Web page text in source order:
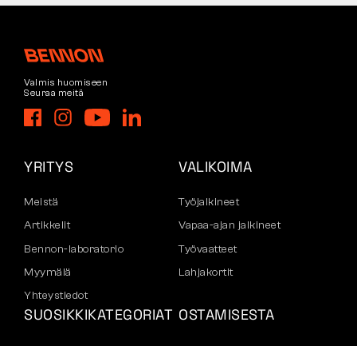
Valmis huomiseen
Seuraa meitä
YRITYS
Meistä
Artikkelit
Bennon-laboratorio
Myymälä
Yhteystiedot
VALIKOIMA
Työjalkineet
Vapaa-ajan jalkineet
Työvaatteet
Lahjakortit
SUOSIKKIKATEGORIAT OSTAMISESTA